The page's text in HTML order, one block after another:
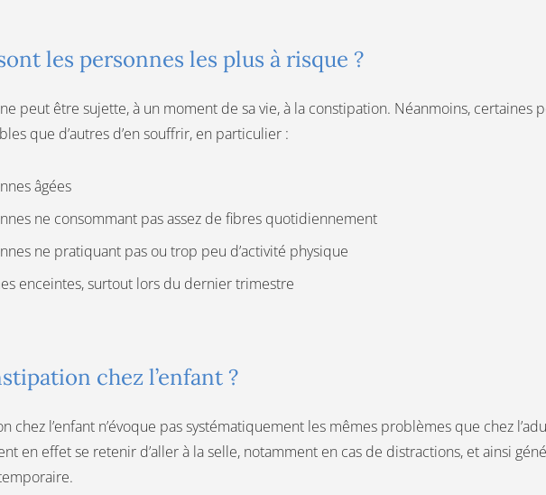
les personnes les plus à risque ?
peut être sujette, à un moment de sa vie, à la constipation. Néanmoins, certaines
que d’autres d’en souffrir, en particulier :
âgées
ne consommant pas assez de fibres quotidiennement
ne pratiquant pas ou trop peu d’activité physique
enceintes, surtout lors du dernier trimestre
chez l’enfant ?
chez l’enfant n’évoque pas systématiquement les mêmes problèmes que chez
en effet se retenir d’aller à la selle, notamment en cas de distractions, et ainsi